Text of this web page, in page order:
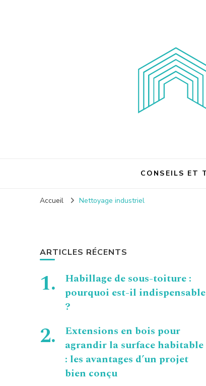
CONSEILS ET
Accueil Nettoyage industriel
ARTICLES RÉCENTS
Habillage de sous-toiture :
pourquoi est-il indispensable
?
Extensions en bois pour
agrandir la surface habitable
: les avantages d’un projet
bien conçu